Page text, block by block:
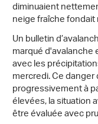
diminuaient
neige fraîche
Un bulletin
marqué
avec les
mercredi. Ce
progressivement à
élevées, la situation
être évaluée avec